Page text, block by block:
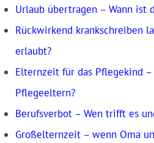
Urlaub übertragen – Wann ist
Rückwirkend krankschreiben
erlaubt?
Elternzeit für das Pflegekind
Pflegeeltern?
Berufsverbot – Wen trifft es
Großelternzeit – wenn Oma